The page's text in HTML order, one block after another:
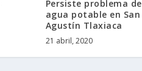
Persiste problema de
agua potable en San
Agustín Tlaxiaca
21 abril, 2020